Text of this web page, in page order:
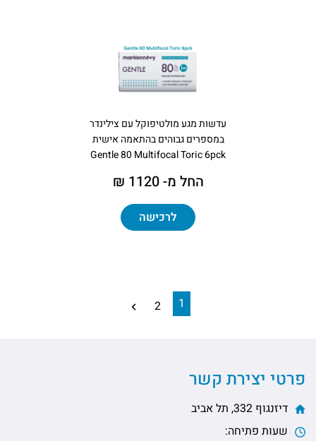
עדשות מגע מולטיפוקל עם צילינדר
במספרים גבוהים בהתאמה אישית
Gentle 80 Multifocal Toric 6pck
החל מ- 1120 ₪
לרכישה
1
2
פרטי יצירת קשר
דיזנגוף 332, תל אביב
שעות פתיחה: